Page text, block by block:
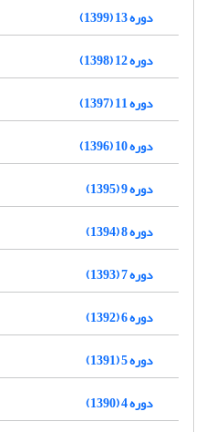
دوره 13 (1399)
دوره 12 (1398)
دوره 11 (1397)
دوره 10 (1396)
دوره 9 (1395)
دوره 8 (1394)
دوره 7 (1393)
دوره 6 (1392)
دوره 5 (1391)
دوره 4 (1390)